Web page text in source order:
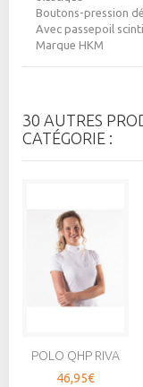
Boutons-pression
Avec passepoil
Marque HKM
30 AUTRES
CATÉGORIE :
POLO QHP RIVA
46,95€